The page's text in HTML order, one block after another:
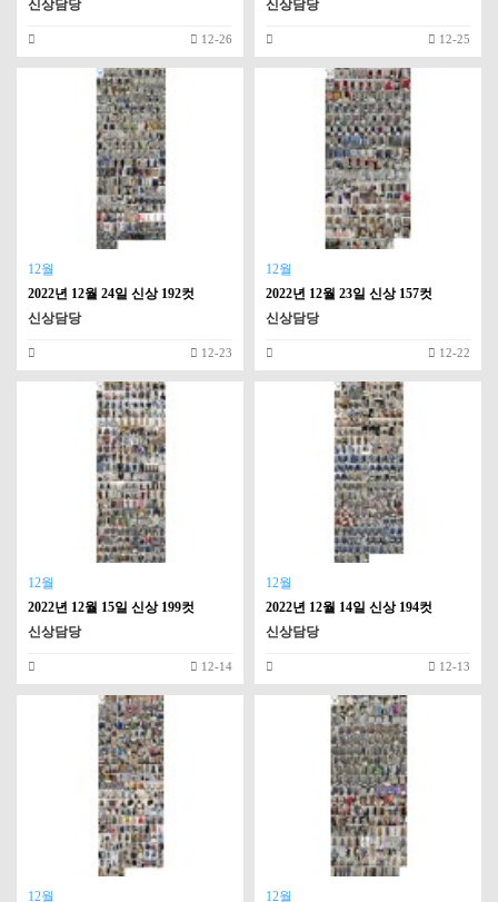
신상담당
12-26
신상담당
12-25
12월
2022년 12월 24일 신상 192컷
신상담당
12-23
12월
2022년 12월 23일 신상 157컷
신상담당
12-22
12월
2022년 12월 15일 신상 199컷
신상담당
12-14
12월
2022년 12월 14일 신상 194컷
신상담당
12-13
12월 12월